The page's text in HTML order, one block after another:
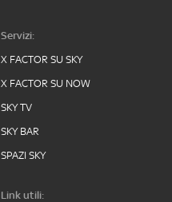
Servizi:
X FACTOR SU SKY
X FACTOR SU NOW
SKY TV
SKY BAR
SPAZI SKY
Link utili: